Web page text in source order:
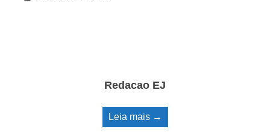
Redacao EJ
Leia mais →